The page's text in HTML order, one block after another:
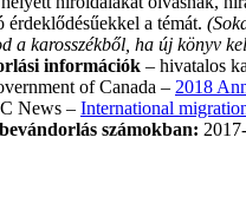
érdeklődésűekkel a témát.
a karosszékből, ha új könyv
információk – hivatalos
of Canada – 2018
News – International
bevándorlás számokban: